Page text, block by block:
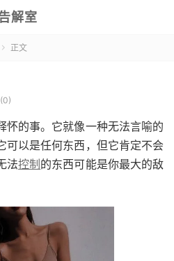
解室
 正文
怀的事。它就像一种无法言喻的
可以是任何东西，但它肯定不会
法控制 的东西可能是你最大的敌